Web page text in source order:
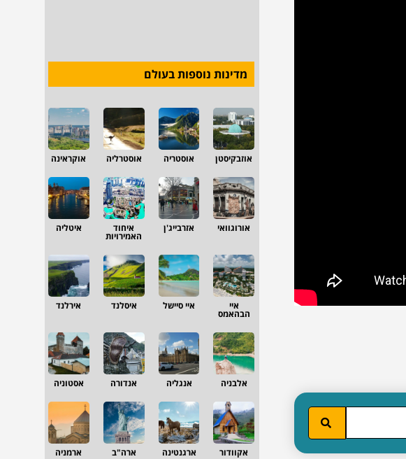
מדינות נוספות בעולם
אוזבקיסטן אוסטריה אוסטרליה אוקראינה
אורוגוואי אזרבייג'ן איחוד
האמירויות
איטליה
איי
הבהאמס
איי סיישל איסלנד אירלנד
אלבניה אנגליה אנדורה אסטוניה
אקוודור ארגנטינה ארה"ב ארמניה